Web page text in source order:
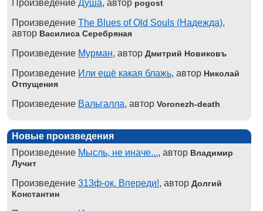
Произведение Душа, автор pogost
Произведение The Blues of Old Souls (Надежда),
автор Василиса Серебряная
Произведение Мурман, автор Дмитрий Новиковъ
Произведение Или ещё какая блажь, автор Николай
Отпущения
Произведение Вальгалла, автор Voronezh-death
Новые произведения
Произведение Мысль, не иначе..., автор Владимир
Лучит
Произведение 313ф-ок. Впереди!, автор Долгий
Константин